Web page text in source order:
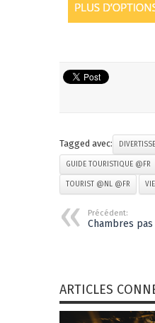
Tagged avec:
GUIDE TOURISTIQUE @FR
TOURIST @NL @FR
Précédent:
Chambres
ARTICLES